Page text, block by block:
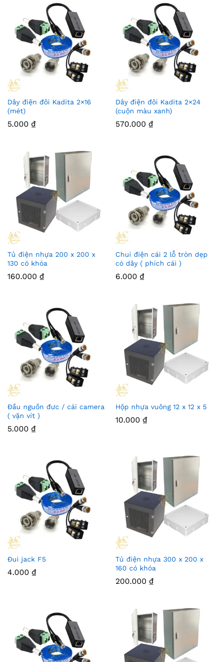
Dây điện đôi Kadita 2×16
(mét)
5.000 ₫
Dây điện đôi Kadita 2×24
(cuộn màu xanh)
570.000 ₫
Tủ điện nhựa 200 x 200 x
130 có khóa
160.000 ₫
Chui điện cái 2 lỗ tròn dẹp
có dây ( phích cái )
6.000 ₫
Đầu nguồn đưc / cái camera
( vặn vít )
5.000 ₫
Hộp nhựa vuông 12 x 12 x 5
10.000 ₫
Đui jack F5
4.000 ₫
Tủ điện nhựa 300 x 200 x
160 có khóa
200.000 ₫